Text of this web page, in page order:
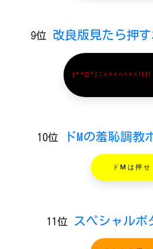
9位 改良版見たら押
(*^□^)ﾆｬﾊﾊﾊﾊﾊﾊ!!!!
10位 ドMの羞恥調教
ドMは押せ
11位 スペシャルボ